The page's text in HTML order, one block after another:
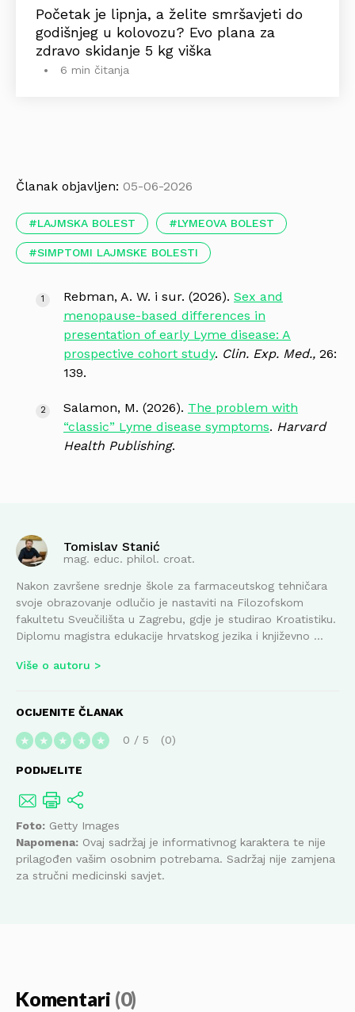
Početak je lipnja, a želite smršavjeti do
godišnjeg u kolovozu? Evo plana za
zdravo skidanje 5 kg viška
6 min čitanja
Članak objavljen: 05-06-2026
LAJMSKA BOLEST LYMEOVA BOLEST
SIMPTOMI LAJMSKE BOLESTI
Rebman, A. W. i sur. (2026). Sex and
menopause-based differences in
presentation of early Lyme disease: A
prospective cohort study. Clin. Exp. Med., 26:
139.
Salamon, M. (2026). The problem with
“classic” Lyme disease symptoms. Harvard
Health Publishing.
Tomislav Stanić
mag. educ. philol. croat.
Nakon završene srednje škole za farmaceutskog tehničara
svoje obrazovanje odlučio je nastaviti na Filozofskom
fakultetu Sveučilišta u Zagrebu, gdje je studirao Kroatistiku.
Diplomu magistra edukacije hrvatskog jezika i književno ...
Više o autoru
OCIJENITE ČLANAK
★ ★ ★ ★ ★ 0 / 5 0
PODIJELITE
Foto: Getty Images
Napomena: Ovaj sadržaj je informativnog karaktera te nije
prilagođen vašim osobnim potrebama. Sadržaj nije zamjena
za stručni medicinski savjet.
Komentari (0)